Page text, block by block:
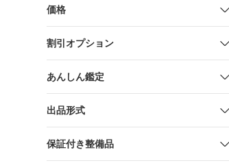
価格
割引オプション
あんしん鑑定
出品形式
保証付き整備品